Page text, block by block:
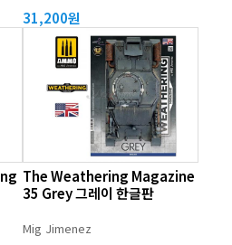
31,200원
The Weathering Magazine
35 Grey 그레이 한글판
Mig Jimenez